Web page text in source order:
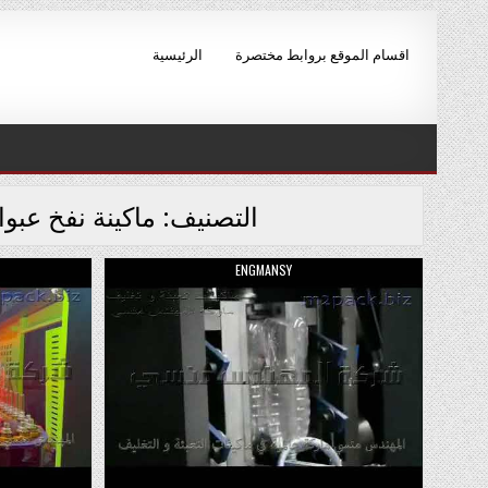
Skip to content
الرئيسية اقسام الموقع بروابط مختصرة
التصنيف: ماكينة نفخ
AUTHOR:
ENGMANSY